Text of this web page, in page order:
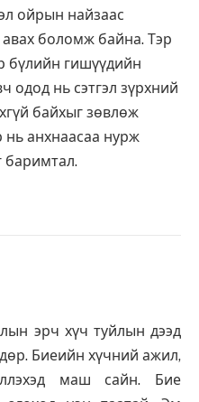
ойрын найзаас
боломж байна. Тэр
бүлийн гишүүдийн
одод нь сэтгэл зүрхний
байхыг зөвлөж
нь анхнаасаа нурж
баримтал.
эрч хүч туйлын дээд
Биеийн хүчний ажил,
маш сайн. Бие